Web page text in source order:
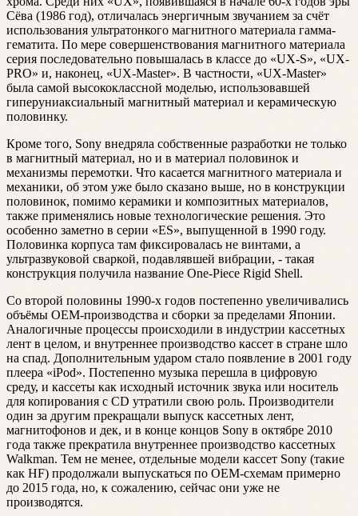
Сёва (1986 год), отличалась энергичным звучанием за счёт
использования ультратонкого магнитного материала гамма-
гематита. По мере совершенствования магнитного материала
серия последовательно повышалась в классе до «UX-S», «UX-
PRO» и, наконец, «UX-Master». В частности, «UX-Master»
была самой высококлассной моделью, использовавшей
гиперуниаксиальный магнитный материал и керамическую
половинку.
Кроме того, Sony внедряла собственные разработки не только
в магнитный материал, но и в материал половинок и
механизмы перемотки. Что касается магнитного материала и
механики, об этом уже было сказано выше, но в конструкции
половинок, помимо керамики и композитных материалов,
также применялись новые технологические решения. Это
особенно заметно в серии «ES», выпущенной в 1990 году.
Половинка корпуса там фиксировалась не винтами, а
ультразвуковой сваркой, подавлявшей вибрации, - такая
конструкция получила название One-Piece Rigid Shell.
Со второй половины 1990-х годов постепенно увеличивались
объёмы OEM-производства и сборки за пределами Японии.
Аналогичные процессы происходили в индустрии кассетных
лент в целом, и внутреннее производство кассет в стране шло
на спад. Дополнительным ударом стало появление в 2001 году
плеера «iPod». Постепенно музыка перешла в цифровую
среду, и кассеты как исходный источник звука или носитель
для копирования с CD утратили свою роль. Производители
один за другим прекращали выпуск кассетных лент,
магнитофонов и дек, и в конце концов Sony в октябре 2010
года также прекратила внутреннее производство кассетных
Walkman. Тем не менее, отдельные модели кассет Sony (такие
как HF) продолжали выпускаться по OEM-схемам примерно
до 2015 года, но, к сожалению, сейчас они уже не
производятся.